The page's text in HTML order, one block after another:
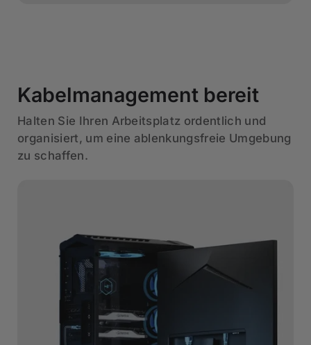
Kabelmanagement bereit
Halten Sie Ihren Arbeitsplatz ordentlich und
organisiert, um eine ablenkungsfreie Umgebung
zu schaffen.